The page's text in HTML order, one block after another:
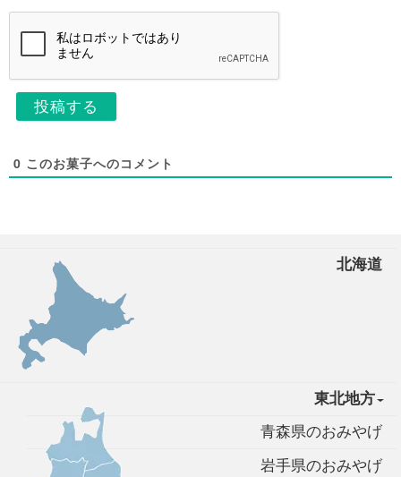
北海道
東北地方
青森県のおみやげ
岩手県のおみやげ
0 このお菓子へのコメント